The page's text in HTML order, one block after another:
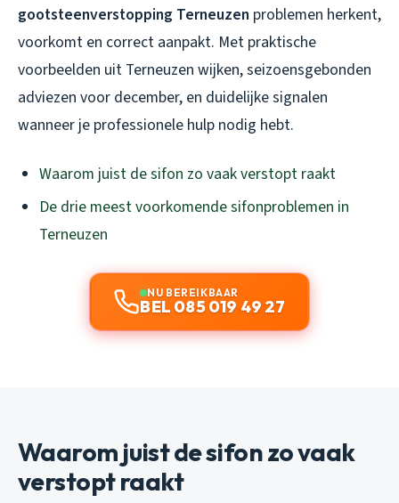
gootsteenverstopping Terneuzen problemen herkent,
voorkomt en correct aanpakt. Met praktische
voorbeelden uit Terneuzen wijken, seizoensgebonden
adviezen voor december, en duidelijke signalen
wanneer je professionele hulp nodig hebt.
Waarom juist de sifon zo vaak verstopt raakt
De drie meest voorkomende sifonproblemen in
Terneuzen
NU BEREIKBAAR
BEL 085 019 49 27
Waarom juist de sifon zo vaak
verstopt raakt